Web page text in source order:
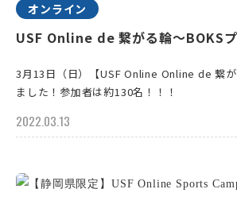
オンライン
USF Online de 繋がる輪～BOKS
3月13日（日）【USF Online Online de 繋
ました！参加者は約130名！！！
2022.03.13